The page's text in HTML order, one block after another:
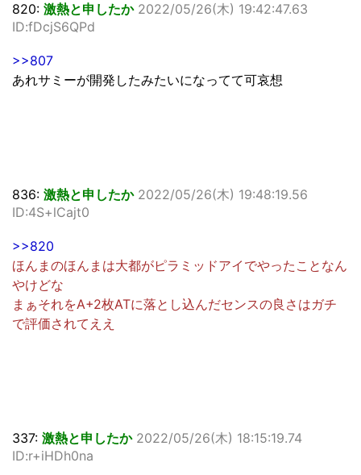
820: 激熱と申したか 2022/05/26(木) 19:42:47.63
ID:fDcjS6QPd
>>807
あれサミーが開発したみたいになってて可哀想
836: 激熱と申したか 2022/05/26(木) 19:48:19.56
ID:4S+lCajt0
>>820
ほんまのほんまは大都がピラミッドアイでやったことなん
やけどな
まぁそれをA+2枚ATに落とし込んだセンスの良さはガチ
で評価されてええ
337: 激熱と申したか 2022/05/26(木) 18:15:19.74
ID:r+iHDh0na